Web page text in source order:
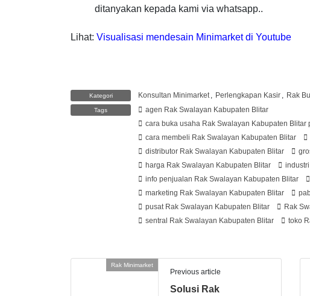
ditanyakan kepada kami via whatsapp..
Lihat: Visualisasi mendesain Minimarket di Youtube
Kategori Konsultan Minimarket Perlengkapan Kasir Rak
Tags
agen Rak Swalayan Kabupaten Blitar
cara buka usaha Rak Swalayan Kabupaten
cara membeli Rak Swalayan Kabupaten Blitar
distributor Rak Swalayan Kabupaten Blitar
harga Rak Swalayan Kabupaten Blitar
info penjualan Rak Swalayan Kabupaten Blitar
marketing Rak Swalayan Kabupaten Blitar
pusat Rak Swalayan Kabupaten Blitar
Rak
sentral Rak Swalayan Kabupaten Blitar
toko
Rak Minimarket
Previous article
Solusi Rak